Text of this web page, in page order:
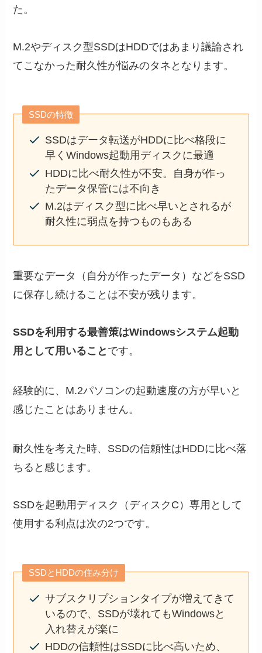
た。
M.2やディスク型SSDはHDDではあまり議論され
てこなかった耐久性が悩みのタネとなります。
SSDの特徴
SSDはデータ転送がHDDに比べ格段に
早くWindows起動用ディスクに最適
HDDに比べ耐久性が不安。自身が作っ
たデータ保管には不向き
M.2はディスク型に比べ早いとされるが
耐久性に弱点を持つものもある
重要なデータ（自分が作ったデータ）などをSSD
に保存し続けることは不安が残ります。
SSDを利用する最善策はWindowsシステム起動
用として用いること です。
経験的に、M.2パソコンの起動速度の方が早いと
感じたことはありません。
耐久性を考えた時、SSDの信頼性はHDDに比べ落
ちると感じます。
SSDを起動用ディスク（ディスクC）専用として
使用する利点は次の2つです。
SSDとHDDの住み分け
サブスクリプションタイプが増えてきて
いるので、SSDが壊れてもWindowsと
入れ替えが楽に
HDDの信頼性はSSDに比べ高いため、